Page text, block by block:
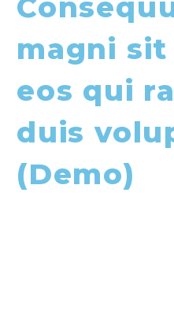
magni
eos qui
duis
(Demo)